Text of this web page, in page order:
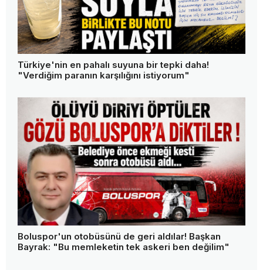
Türkiye'nin en pahalı suyuna bir tepki daha!
"Verdiğim paranın karşılığını istiyorum"
Boluspor'un otobüsünü de geri aldılar! Başkan
Bayrak: "Bu memleketin tek askeri ben değilim"